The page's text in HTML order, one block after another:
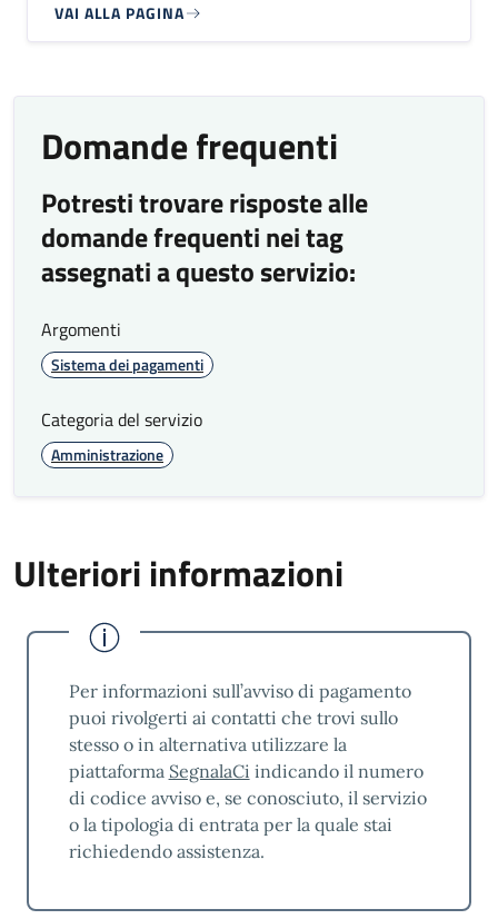
VAI ALLA PAGINA
Domande frequenti
Potresti trovare risposte alle
domande frequenti nei tag
assegnati a questo servizio:
Argomenti
Sistema dei pagamenti
Categoria del servizio
Amministrazione
Ulteriori informazioni
Per informazioni sull’avviso di pagamento
puoi rivolgerti ai contatti che trovi sullo
stesso o in alternativa utilizzare la
piattaforma SegnalaCi indicando il numero
di codice avviso e, se conosciuto, il servizio
o la tipologia di entrata per la quale stai
richiedendo assistenza.